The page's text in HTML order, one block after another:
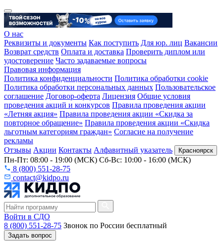
О нас
Реквизиты и документы Как поступить Для юр. лиц Вакансии
Возврат средств Оплата и доставка Проверить диплом или
удостоверение Часто задаваемые вопросы
Правовая информация
Политика конфиденциальности Политика обработки cookie
Политика обработки персональных данных Пользовательское
соглашение Договор-оферта Лицензия Общие условия
проведения акций и конкурсов Правила проведения акции
«Летняя акция» Правила проведения акции «Скидка за
повторное обращение» Правила проведения акции «Скидка
льготным категориям граждан» Согласие на получение
рекламы
Отзывы Акции Контакты Алфавитный указатель Красноярск
Пн-Пт: 08:00 - 19:00 (МСК) Сб-Вс: 10:00 - 16:00 (МСК)
8 (800) 551-28-75
contact@kidpo.ru
Войти в СДО
8 (800) 551-28-75 Звонок по России бесплатный
Задать вопрос